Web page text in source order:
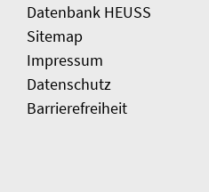
Datenbank HEUSS
Sitemap
Impressum
Datenschutz
Barrierefreiheit